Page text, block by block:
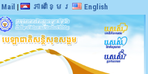
Mail | ភាសាខ្មែរ English